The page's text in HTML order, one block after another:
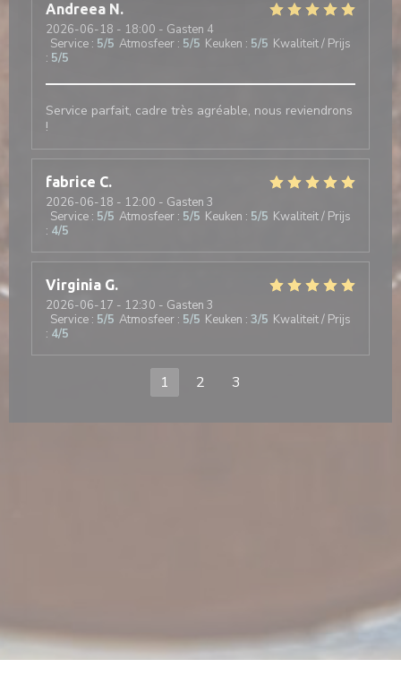
Andreea N
2026-06-18 - 18:00 - Gasten 4
Service : 5/5 Atmosfeer : 5/5 Keuken : 5/5 Kwaliteit / Prijs
: 5/5
Service parfait, cadre très agréable, nous reviendrons
!
fabrice C
2026-06-18 - 12:00 - Gasten 3
Service : 5/5 Atmosfeer : 5/5 Keuken : 5/5 Kwaliteit / Prijs
: 4/5
Virginia G
2026-06-17 - 12:30 - Gasten 3
Service : 5/5 Atmosfeer : 5/5 Keuken : 3/5 Kwaliteit / Prijs
: 4/5
1 2 3